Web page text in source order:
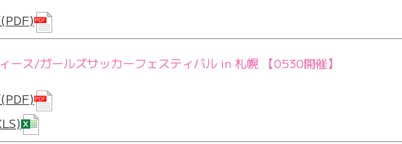
ース/ガールズサッカーフェスティバル in 札幌 【0530開催】